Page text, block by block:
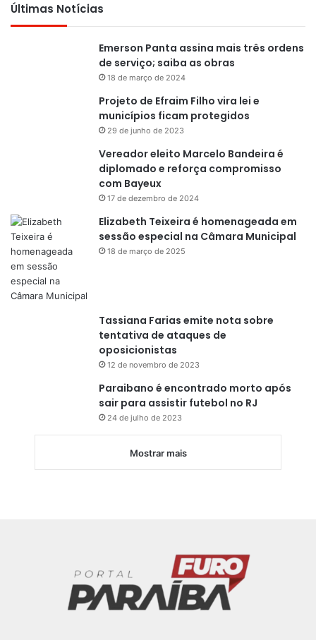
Últimas Notícias
Emerson Panta assina mais três ordens
de serviço; saiba as obras
18 de março de 2024
Projeto de Efraim Filho vira lei e
municípios ficam protegidos
29 de junho de 2023
Vereador eleito Marcelo Bandeira é
diplomado e reforça compromisso
com Bayeux
17 de dezembro de 2024
Elizabeth Teixeira é homenageada em
sessão especial na Câmara Municipal
18 de março de 2025
Tassiana Farias emite nota sobre
tentativa de ataques de
oposicionistas
12 de novembro de 2023
Paraibano é encontrado morto após
sair para assistir futebol no RJ
24 de julho de 2023
Mostrar mais